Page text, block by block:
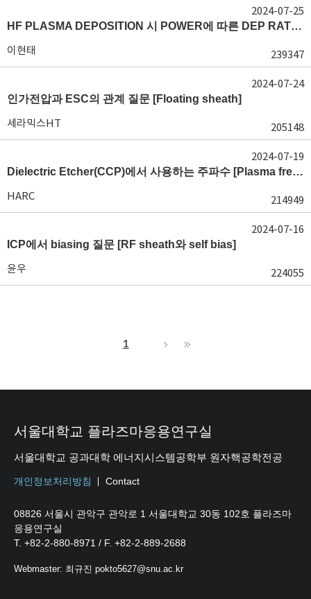
HF PLASMA DEPOSITION 시 POWER에 따른 DEP RATE 변화 [장비 플라즈마, Rate constant]
이현태 239347
2024-07-25
인가전압과 ESC의 관계 질문 [Floating sheath]
세라믹스HT 205148
2024-07-24
Dielectric Etcher(CCP)에서 사용하는 주파수 [Plasma frequency 및 RF sheath]
HARC 214949
2024-07-19
ICP에서 biasing 질문 [RF sheath와 self bias]
윤우 224055
2024-07-16
1
서울대학교 플라즈마응용연구실
서울대학교 공과대학 에너지시스템공학부 원자핵공학전공
개인정보처리방침 Contact
08826 서울시 관악구 관악로 1 서울대학교 30동 102호 플라즈마
응용연구실
T. +82-2-880-8971 / F. +82-2-889-2688
Webmaster: 최규진 pokto5627@snu.ac.kr